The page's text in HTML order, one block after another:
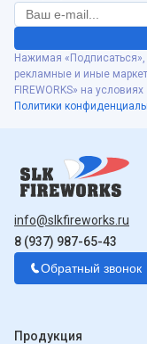
Нажимая
рекламные и иные
FIREWORKS» на условиях
Политики
info@slkfireworks.ru
8 (937) 987-65-43
Обратный звонок
Продукция